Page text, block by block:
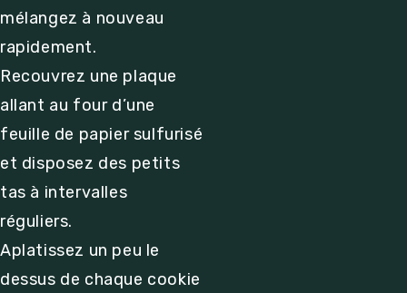
mélangez à nouveau
rapidement.
Recouvrez une plaque
allant au four d’une
feuille de papier sulfurisé
et disposez des petits
tas à intervalles
réguliers.
Aplatissez un peu le
dessus de chaque cookie